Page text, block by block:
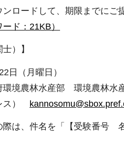
ロードして、期限までにご
ド：21KB）
）】
日（月曜日）
環境農林水産部 環境農林
ス）
は、件名を「【受験番号